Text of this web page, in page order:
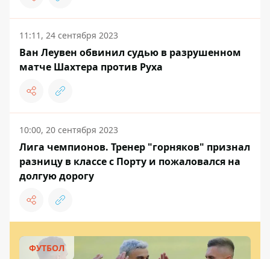
11:11, 24 сентября 2023
Ван Леувен обвинил судью в разрушенном
матче Шахтера против Руха
10:00, 20 сентября 2023
Лига чемпионов. Тренер "горняков" признал
разницу в классе с Порту и пожаловался на
долгую дорогу
ФУТБОЛ